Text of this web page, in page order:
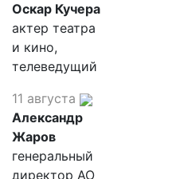
Оскар Кучера
актер театра
и кино,
телеведущий
11 августа
Александр
Жаров
генеральный
директор АО